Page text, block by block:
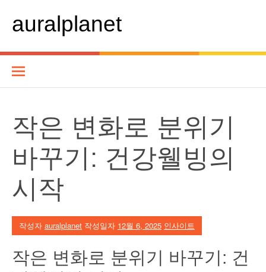
바
기
auralplanet
작은 변화로 분위기
바꾸기: 건강웰빙의
시작
작성자 auralplanet 작성일자 12월 6, 2025 인사이트
작은 변화로 분위기 바꾸기: 건